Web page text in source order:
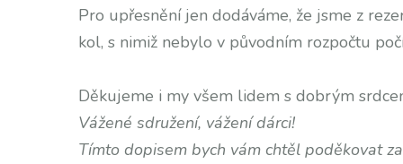
Pro upřesnění jen dodáváme, že jsme z
kol, s nimiž nebylo v původním rozpočtu
Děkujeme i my všem lidem s dobrým
Vážené sdružení, vážení dárci!
Tímto dopisem bych vám chtěl poděkovat